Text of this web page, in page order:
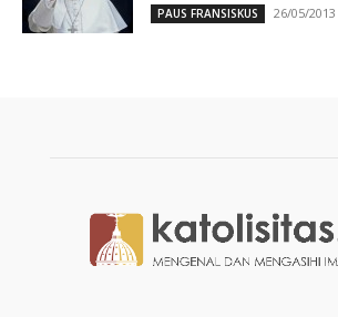
PAUS FRANSISKUS 26/05/2013